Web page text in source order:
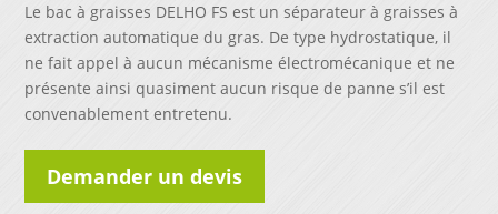
Le bac à graisses DELHO FS est un séparateur à graisses à
extraction automatique du gras. De type hydrostatique, il
ne fait appel à aucun mécanisme électromécanique et ne
présente ainsi quasiment aucun risque de panne s’il est
convenablement entretenu.
Demander un devis